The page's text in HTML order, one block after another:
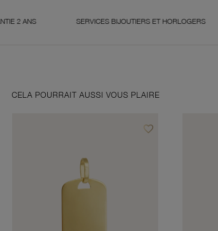
SERVICES BIJOUTIERS ET HORLOGERS
CELA POURRAIT AUSSI VOUS PLAIRE
favorite_borderAjouter à vos favoris